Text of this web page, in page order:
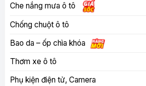
Che nắng mưa ô tô
Chống chuột ô tô
Bao da – ốp chìa khóa
Thơm xe ô tô
Phụ kiện điện tử, Camera